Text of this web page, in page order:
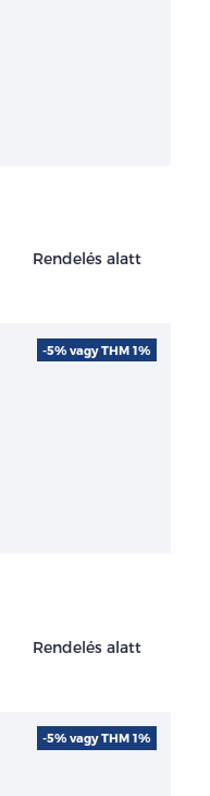
Rendelés alatt
Rendelés alatt
-5% vagy THM 1%
-5% vagy THM 1%